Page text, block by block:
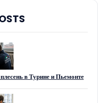
в Турине и Пьемонте